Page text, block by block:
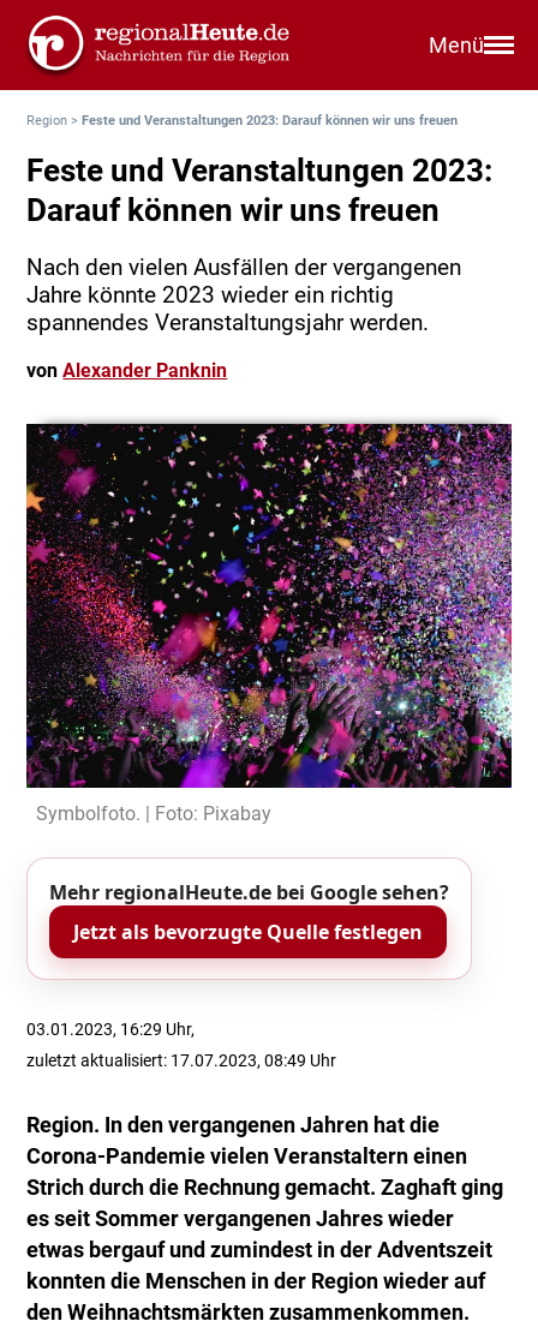
Menü
Region >Feste und Veranstaltungen 2023: Darauf können wir uns freuen
Feste und Veranstaltungen 2023:
Darauf können wir uns freuen
Nach den vielen Ausfällen der vergangenen
Jahre könnte 2023 wieder ein richtig
spannendes Veranstaltungsjahr werden.
vonAlexander Panknin
Symbolfoto. | Foto: Pixabay
Mehr regionalHeute.de bei Google sehen?
Jetzt als bevorzugte Quelle festlegen
03.01.2023, 16:29 Uhr,
zuletzt aktualisiert: 17.07.2023, 08:49 Uhr
Region. In den vergangenen Jahren hat die
Corona-Pandemie vielen Veranstaltern einen
Strich durch die Rechnung gemacht. Zaghaft ging
es seit Sommer vergangenen Jahres wieder
etwas bergauf und zumindest in der Adventszeit
konnten die Menschen in der Region wieder auf
den Weihnachtsmärkten zusammenkommen.